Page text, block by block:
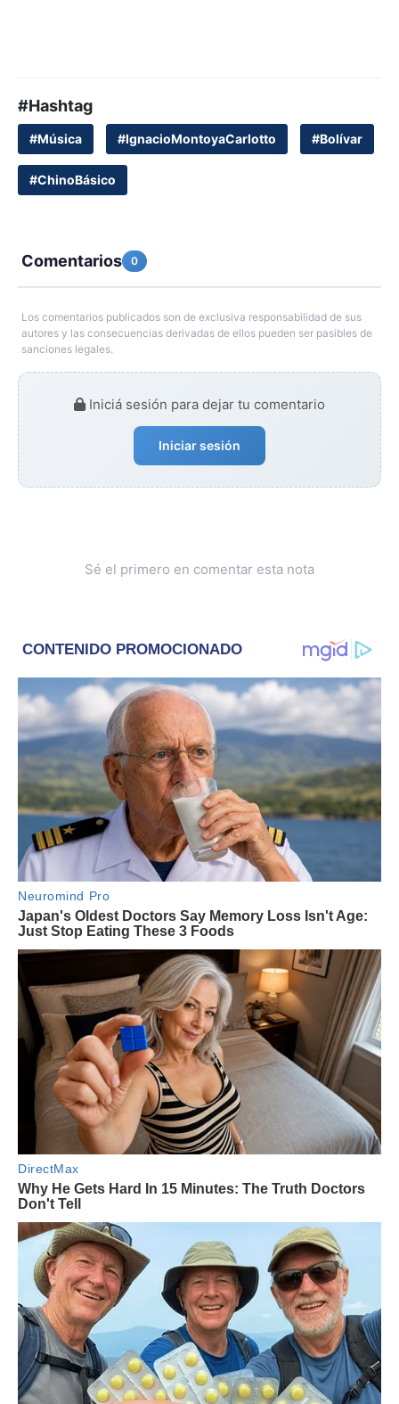
#Hashtag
#Música #IgnacioMontoyaCarlotto #Bolívar
#ChinoBásico
Comentarios 0
Los comentarios publicados son de exclusiva responsabilidad de sus
autores y las consecuencias derivadas de ellos pueden ser pasibles de
sanciones legales.
Iniciá sesión para dejar tu comentario
Iniciar sesión
Sé el primero en comentar esta nota